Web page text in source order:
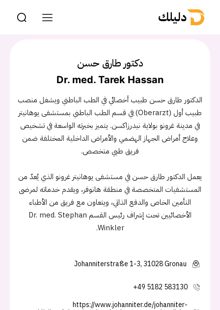
دليلك
دكتور طارق حسن
Dr. med. Tarek Hassan
الدكتور طارق حسن طبيب أخصائي في الطب الباطني ويشغل منصب
طبيب أول (Oberarzt) في قسم الطب الباطني بمستشفى يوهانيتر
في مدينة غرونو بولاية نيدرزاكسن. يتميز بخبرته الواسعة في تشخيص
وعلاج أمراض الجهاز الهضمي والأمراض الداخلية المختلفة ضمن
فريق طبي متخصص.
يعمل الدكتور طارق حسن في مستشفى يوهانيتر غرونو الذي يُعدّ من
المستشفيات المتخصصة في منطقة هانوفر، ويقدم خدماته لمرضى
التأمين الخاص والدفع الذاتي، ويتعاون مع فريق من الأطباء
الأخصائيين تحت إشراف رئيس القسم Dr. med. Stephan
Winkler.
Johanniterstraße 1-3, 31028 Gronau
+49 5182 583130
https://www.johanniter.de/johanniter-